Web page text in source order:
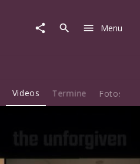
Menu
Videos Termine Fotos